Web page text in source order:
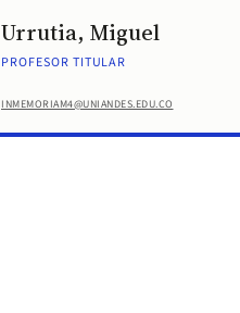
Urrutia, Miguel
PROFESOR TITULAR
INMEMORIAM4@UNIANDES.EDU.CO